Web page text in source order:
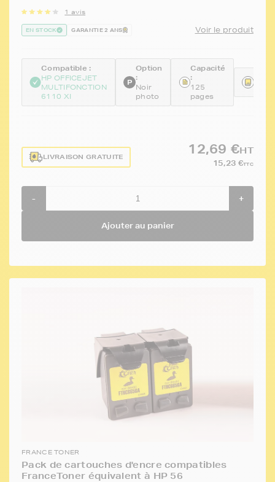
1 avis
EN STOCK GARANTIE 2 ANS Voir le produit
Compatible :
HP OFFICEJET
MULTIFONCTION
6110 XI
Option
:
Noir
photo
Capacité
:
125
pages
LIVRAISON GRATUITE
12,69 €HT
15,23 €TTC
- +
Ajouter au panier
FRANCE TONER
Pack de cartouches d'encre compatibles
FranceToner équivalent à HP 56